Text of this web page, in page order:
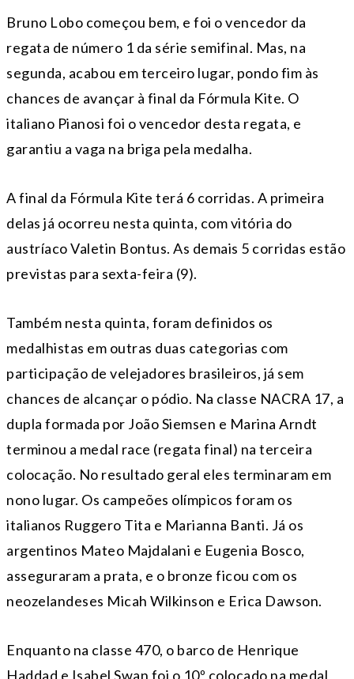
Bruno Lobo começou bem, e foi o vencedor da
regata de número 1 da série semifinal. Mas, na
segunda, acabou em terceiro lugar, pondo fim às
chances de avançar à final da Fórmula Kite. O
italiano Pianosi foi o vencedor desta regata, e
garantiu a vaga na briga pela medalha.
A final da Fórmula Kite terá 6 corridas. A primeira
delas já ocorreu nesta quinta, com vitória do
austríaco Valetin Bontus. As demais 5 corridas estão
previstas para sexta-feira (9).
Também nesta quinta, foram definidos os
medalhistas em outras duas categorias com
participação de velejadores brasileiros, já sem
chances de alcançar o pódio. Na classe NACRA 17, a
dupla formada por João Siemsen e Marina Arndt
terminou a medal race (regata final) na terceira
colocação. No resultado geral eles terminaram em
nono lugar. Os campeões olímpicos foram os
italianos Ruggero Tita e Marianna Banti. Já os
argentinos Mateo Majdalani e Eugenia Bosco,
asseguraram a prata, e o bronze ficou com os
neozelandeses Micah Wilkinson e Erica Dawson.
Enquanto na classe 470, o barco de Henrique
Haddad e Isabel Swan foi o 10º colocado na medal